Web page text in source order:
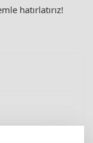
hatırlatırız!